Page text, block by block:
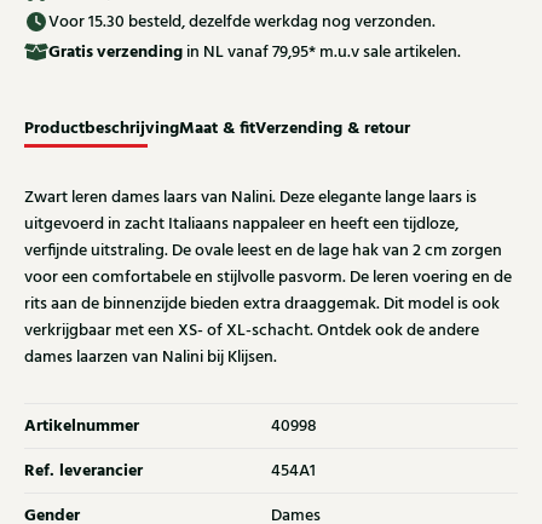
Voor 15.30 besteld, dezelfde werkdag nog verzonden.
Gratisverzending in NL vanaf 79,95* m.u.v sale artikelen.
ProductbeschrijvingMaat & fitVerzending & retour
Zwart leren dames laars van Nalini. Deze elegante lange laars is
uitgevoerd in zacht Italiaans nappaleer en heeft een tijdloze,
verfijnde uitstraling. De ovale leest en de lage hak van 2 cm zorgen
voor een comfortabele en stijlvolle pasvorm. De leren voering en de
rits aan de binnenzijde bieden extra draaggemak. Dit model is ook
verkrijgbaar met een XS- of XL-schacht. Ontdek ook de andere
dames laarzen van Nalini bij Klijsen.
Artikelnummer 40998
Ref. leverancier 454A1
Gender Dames